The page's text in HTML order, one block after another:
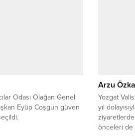
Odası Olağan Genel
Eyüp Coşgun güven
Arzu
Yozgat
yıl
önceleri de